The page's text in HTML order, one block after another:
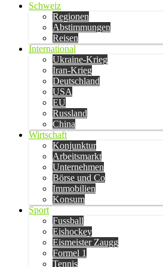
Schweiz
Regionen
Abstimmungen
Reisen
International
Ukraine-Krieg
Iran-Krieg
Deutschland
USA
EU
Russland
China
Wirtschaft
Konjunktur
Arbeitsmarkt
Unternehmen
Börse und Co
Immobilien
Konsum
Sport
Fussball
Eishockey
Eismeister Zaugg
Formel 1
Tennis